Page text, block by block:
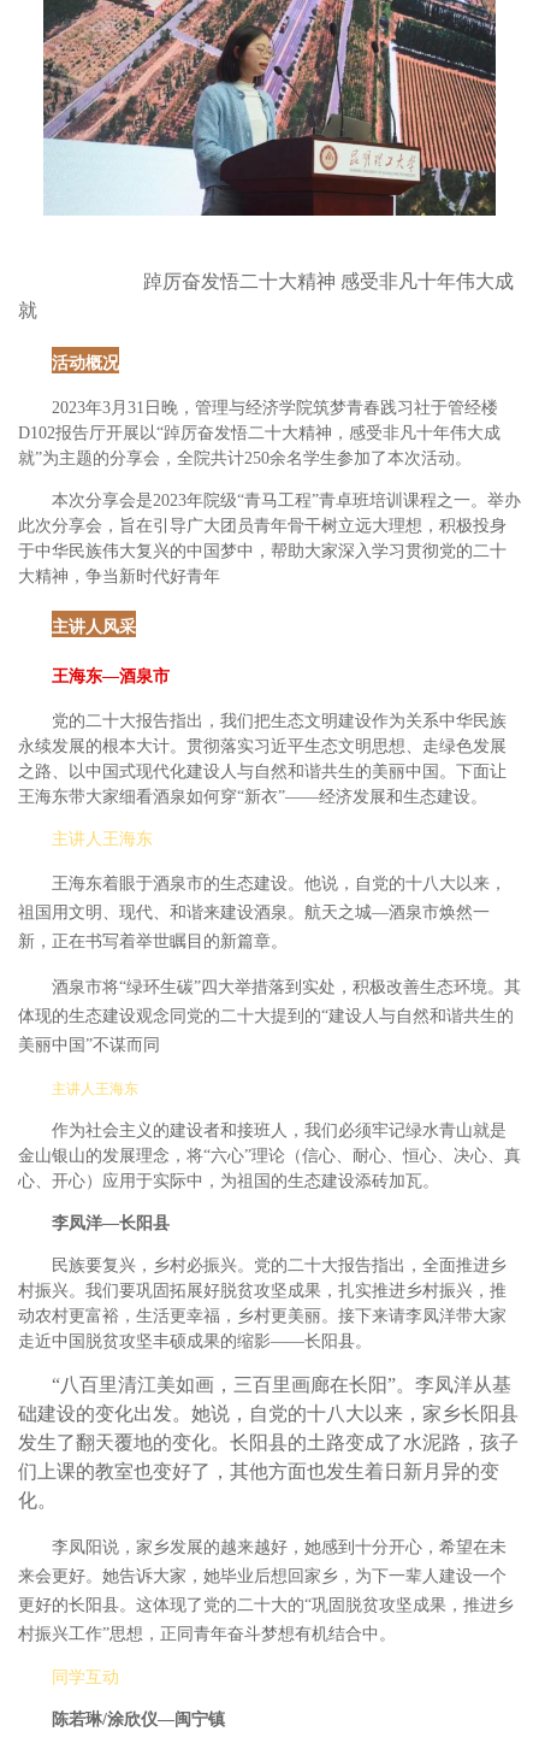
踔厉奋发悟二十大精神 感受非凡十年伟大成
就
活动概况
2023年3月31日晚，管理与经济学院筑梦青春践习社于管经楼
D102报告厅开展以“踔厉奋发悟二十大精神，感受非凡十年伟大成
就”为主题的分享会，全院共计250余名学生参加了本次活动。
本次分享会是2023年院级“青马工程”青卓班培训课程之一。举办
此次分享会，旨在引导广大团员青年骨干树立远大理想，积极投身
于中华民族伟大复兴的中国梦中，帮助大家深入学习贯彻党的二十
大精神，争当新时代好青年
主讲人风采
王海东—酒泉市
党的二十大报告指出，我们把生态文明建设作为关系中华民族
永续发展的根本大计。贯彻落实习近平生态文明思想、走绿色发展
之路、以中国式现代化建设人与自然和谐共生的美丽中国。 下面让
王海东带大家细看酒泉如何穿“新衣”——经济发展和生态建设。
主讲人王海东
王海东着眼于酒泉市的生态建设。他说，自党的十八大以来，
祖国用文明、现代、和谐来建设酒泉。航天之城—酒泉市焕然一
新，正在书写着举世瞩目的新篇章。
酒泉市将“绿环生碳”四大举措落到实处，积极改善生态环境。其
体现的生态建设观念同党的二十大提到的“建设人与自然和谐共生的
美丽中国”不谋而同
主讲人王海东
作为社会主义的建设者和接班人，我们必须牢记绿水青山就是
金山银山的发展理念，将“六心”理论（信心、耐心、恒心、决心、真
心、开心）应用于实际中，为祖国的生态建设添砖加瓦。
李凤洋—长阳县
民族要复兴，乡村必振兴。党的二十大报告指出，全面推进乡
村振兴。我们要巩固拓展好脱贫攻坚成果，扎实推进乡村振兴，推
动农村更富裕，生活更幸福，乡村更美丽。接下来请李凤洋带大家
走近中国脱贫攻坚丰硕成果的缩影——长阳县。
“八百里清江美如画，三百里画廊在长阳”。李凤洋从基
础建设的变化出发。她说，自党的十八大以来，家乡长阳县
发生了翻天覆地的变化。长阳县的土路变成了水泥路，孩子
们上课的教室也变好了，其他方面也发生着日新月异的变
化。
李凤阳说，家乡发展的越来越好，她感到十分开心，希望在未
来会更好。她告诉大家，她毕业后想回家乡，为下一辈人建设一个
更好的长阳县。这体现了党的二十大的“巩固脱贫攻坚成果，推进乡
村振兴工作”思想，正同青年奋斗梦想有机结合中。
同学互动
陈若琳/涂欣仪—闽宁镇